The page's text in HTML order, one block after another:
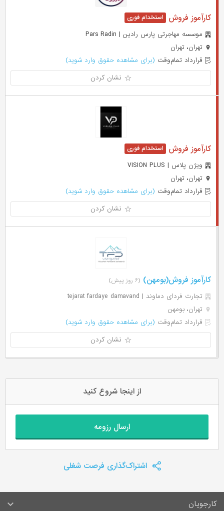
کارآموز فروش
موسسه مهاجرتی پارس رادین | Pars Radin
تهران، تهران
قرارداد تمام‌وقت (برای مشاهده حقوق وارد شوید)
نشان کردن
کارآموز فروش
ویژن پلاس | VISION PLUS
تهران، تهران
قرارداد تمام‌وقت (برای مشاهده حقوق وارد شوید)
نشان کردن
کارآموز فروش(بومهن) (۶ روز پیش)
تجارت فردای دماوند | tejarat fardaye damavand
تهران، بومهن
قرارداد تمام‌وقت (برای مشاهده حقوق وارد شوید)
نشان کردن
از اینجا شروع کنید
ارسال رزومه
اشتراک‌گذاری فرصت شغلی
کارجویان